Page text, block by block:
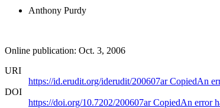
Anthony Purdy
Online publication: Oct. 3, 2006
URI
https://id.erudit.org/iderudit/200607arCopiedAn
DOI
https://doi.org/10.7202/200607arCopiedAn error